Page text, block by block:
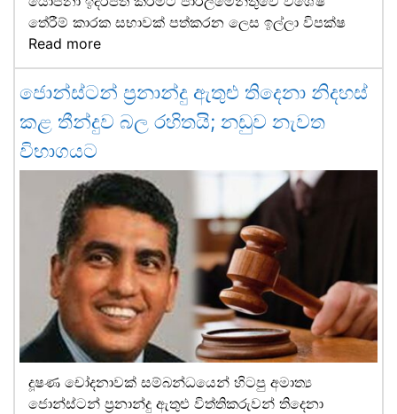
තේරීම් කාරක සභාවක් පත්කරන ලෙස ඉල්ලා විපක්ෂ
Read more
ජොන්ස්ටන් ප්‍රනාන්දු ඇතුළු තිදෙනා නිදහස්
කළ තීන්දුව බල රහිතයි; නඩුව නැවත
විභාගයට
දූෂණ චෝදනාවක් සම්බන්ධයෙන් හිටපු අමාත්‍ය
ජොන්ස්ටන් ප්‍රනාන්දු ඇතුළු විත්තිකරුවන් තිදෙනා